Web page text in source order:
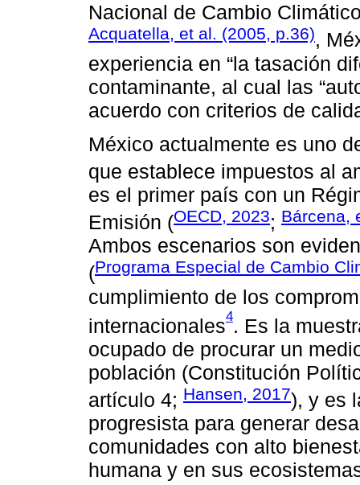
Nacional de Cambio
Acquatella, et al. (2005, p.36),
experiencia en “la tasación
contaminante, al cual las
acuerdo con criterios de
México actualmente es uno
que establece impuestos al
es el primer país con un
Emisión (OECD, 2023; Bárcena,
Ambos escenarios son
(Programa Especial de Cambio
cumplimiento de los
internacionales4. Es la
ocupado de procurar un
población (Constitución
artículo 4; Hansen, 2017), y es
progresista para generar
comunidades con alto
humana y en sus